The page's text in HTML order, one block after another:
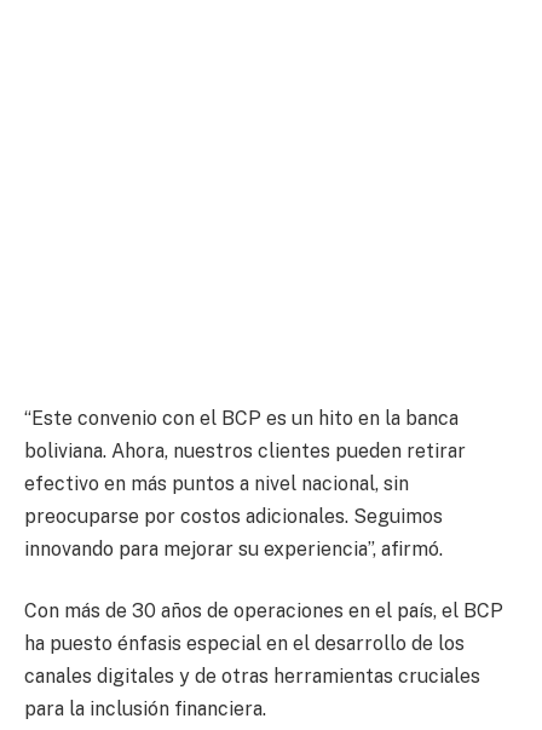
“Este convenio con el BCP es un hito en la banca
boliviana. Ahora, nuestros clientes pueden retirar
efectivo en más puntos a nivel nacional, sin
preocuparse por costos adicionales. Seguimos
innovando para mejorar su experiencia”, afirmó.
Con más de 30 años de operaciones en el país, el BCP
ha puesto énfasis especial en el desarrollo de los
canales digitales y de otras herramientas cruciales
para la inclusión financiera.